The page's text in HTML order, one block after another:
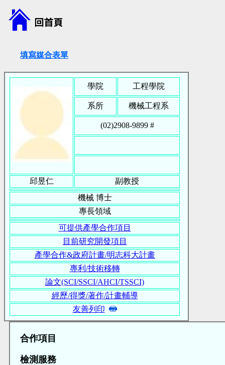
填寫媒合表單
學院 工程學院
系所 機械工程系
(02)2908-9899 #
邱昱仁
副教授
機械 博士
專長領域
可提供產學合作項目
目前研究開發項目
產學合作&政府計畫/明志科大計畫
專利/技術移轉
論文(SCI/SSCI/AHCI/TSSCI)
經歷/得獎/著作/計畫輔導
友善列印
合作項目
檢測服務